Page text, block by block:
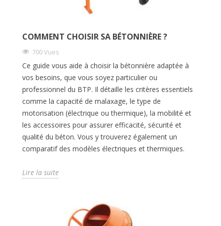
COMMENT CHOISIR SA BÉTONNIÈRE ?
700 Vues
Ce guide vous aide à choisir la bétonnière adaptée à
vos besoins, que vous soyez particulier ou
professionnel du BTP. Il détaille les critères essentiels
comme la capacité de malaxage, le type de
motorisation (électrique ou thermique), la mobilité et
les accessoires pour assurer efficacité, sécurité et
qualité du béton. Vous y trouverez également un
comparatif des modèles électriques et thermiques.
Lire la suite